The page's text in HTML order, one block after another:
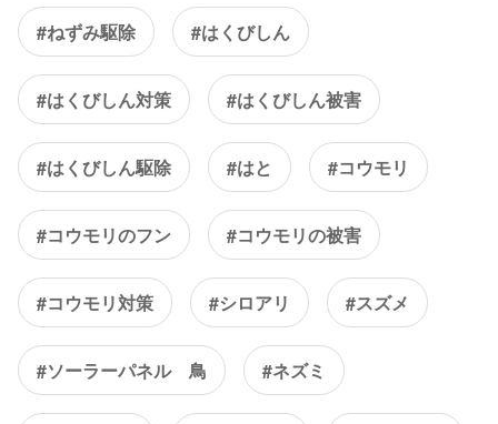
#ねずみ駆除 #はくびしん
#はくびしん対策 #はくびしん被害
#はくびしん駆除 #はと #コウモリ
#コウモリのフン #コウモリの被害
#コウモリ対策 #シロアリ #スズメ
#ソーラーパネル 鳥 #ネズミ